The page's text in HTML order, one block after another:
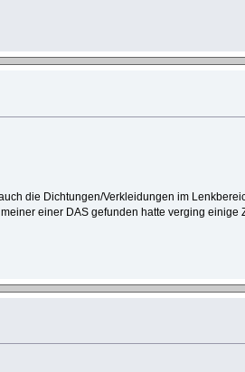
die Dichtungen/Verkleidungen im
einer DAS gefunden hatte verging einige